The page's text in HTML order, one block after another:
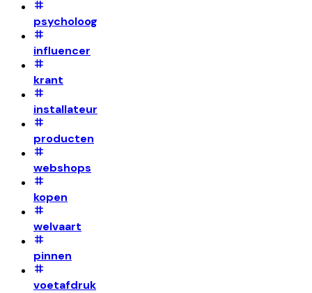
psycholoog
influencer
krant
installateur
producten
webshops
kopen
welvaart
pinnen
voetafdruk